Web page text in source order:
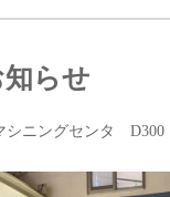
らせ
シニングセンタ D300